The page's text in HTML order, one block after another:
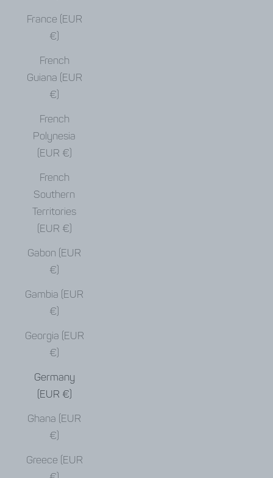
France (EUR
€)
French
Guiana (EUR
€)
French
Polynesia
(EUR €)
French
Southern
Territories
(EUR €)
Gabon (EUR
€)
Gambia (EUR
€)
Georgia (EUR
€)
Germany
(EUR €)
Ghana (EUR
€)
Greece (EUR